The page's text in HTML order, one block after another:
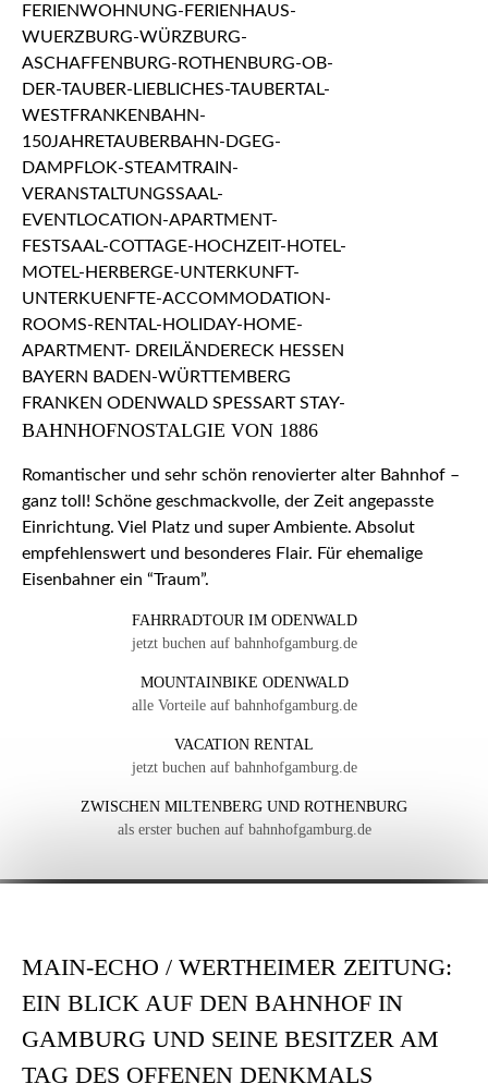
BAHNHOFNOSTALGIE VON 1886
Romantischer und sehr schön renovierter alter Bahnhof –
ganz toll! Schöne geschmackvolle, der Zeit angepasste
Einrichtung. Viel Platz und super Ambiente. Absolut
empfehlenswert und besonderes Flair. Für ehemalige
Eisenbahner ein “Traum”.
FAHRRADTOUR IM ODENWALD
jetzt buchen auf bahnhofgamburg.de
MOUNTAINBIKE ODENWALD
alle Vorteile auf bahnhofgamburg.de
VACATION RENTAL
jetzt buchen auf bahnhofgamburg.de
ZWISCHEN MILTENBERG UND ROTHENBURG
als erster buchen auf bahnhofgamburg.de
MAIN-ECHO / WERTHEIMER ZEITUNG:
EIN BLICK AUF DEN BAHNHOF IN
GAMBURG UND SEINE BESITZER AM
TAG DES OFFENEN DENKMALS